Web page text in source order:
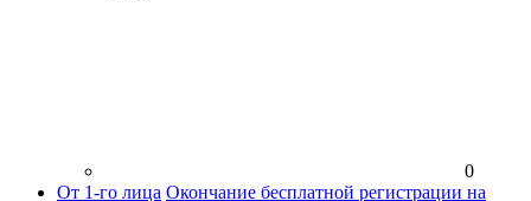
0
От 1-го лица Окончание бесплатной регистрации на